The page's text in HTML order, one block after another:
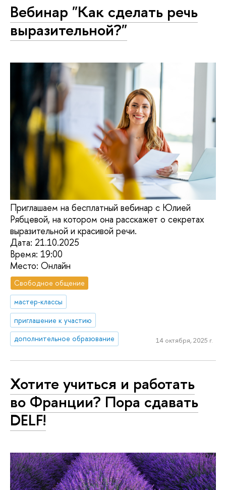
Вебинар "Как сделать речь
выразительной?"
Приглашаем на бесплатный вебинар с Юлией
Рябцевой, на котором она расскажет о секретах
выразительной и красивой речи.
Дата: 21.10.2025
Время: 19:00
Место: Онлайн
Свободное общение
мастер-классы
приглашение к участию
дополнительное образование
14 октября, 2025 г.
Хотите учиться и работать
во Франции? Пора сдавать
DELF!